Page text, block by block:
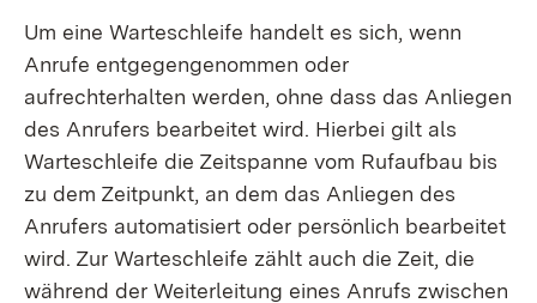
Um eine Warteschleife handelt es sich, wenn
Anrufe entgegengenommen oder
aufrechterhalten werden, ohne dass das Anliegen
des Anrufers bearbeitet wird. Hierbei gilt als
Warteschleife die Zeitspanne vom Rufaufbau bis
zu dem Zeitpunkt, an dem das Anliegen des
Anrufers automatisiert oder persönlich bearbeitet
wird. Zur Warteschleife zählt auch die Zeit, die
während der Weiterleitung eines Anrufs zwischen